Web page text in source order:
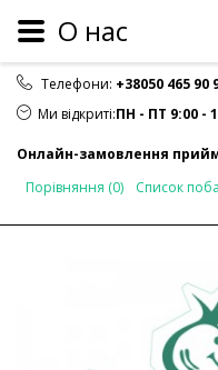
Телефони: +38050 465 90
Ми відкриті:ПН - ПТ 9:00 -
Онлайн-замовлення
Порівняння (0)
Список
O нас